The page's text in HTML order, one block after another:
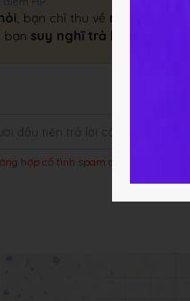
, bạn chỉ thu về một câu trả
bạn suy nghĩ trả lời
hợp cố tình spam câu trả lời hoặc